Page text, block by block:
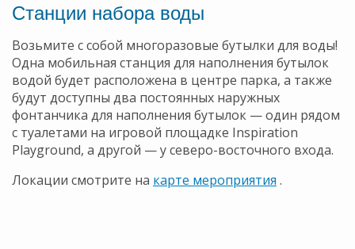
Станции набора воды
Возьмите с собой многоразовые бутылки для воды!
Одна мобильная станция для наполнения бутылок
водой будет расположена в центре парка, а также
будут доступны два постоянных наружных
фонтанчика для наполнения бутылок — один рядом
с туалетами на игровой площадке Inspiration
Playground, а другой — у северо-восточного входа.
Локации смотрите на карте мероприятия .